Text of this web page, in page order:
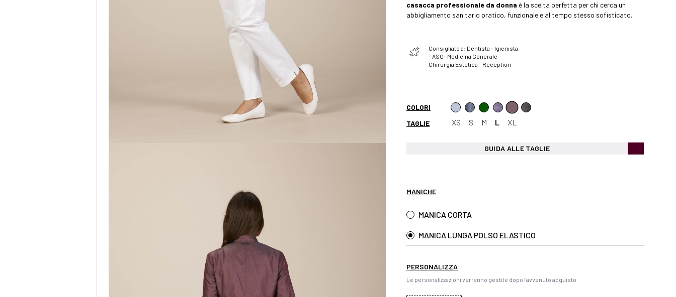
casacca professionale da donna è la scelta perfetta per chi cerca un
abbigliamento sanitario pratico, funzionale e al tempo stesso sofisticato.
Consigliato a: Dentista – Igienista
- ASO– Medicina Generale –
Chirurgia Estetica – Reception
COLORI
TAGLIE
XS S M L XL
GUIDA ALLE TAGLIE
MANICHE
MANICA CORTA
MANICA LUNGA POLSO ELASTICO
PERSONALIZZA
Le personalizzazioni verranno gestite dopo l'avvenuto acquisto